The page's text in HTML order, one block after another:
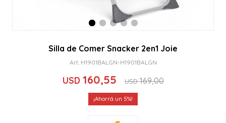
Silla de Comer Snacker 2en1 Joie
H1901BALGN-H1901BALGN
USD 160,55 USD 169,00
5